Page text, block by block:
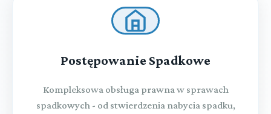
Postępowanie Spadkowe
Kompleksowa obsługa prawna w sprawach
spadkowych - od stwierdzenia nabycia spadku,